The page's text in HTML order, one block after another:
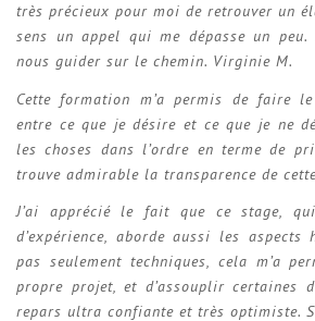
très précieux pour moi de retrouver un
sens un appel qui me dépasse un
nous guider sur le chemin. Virginie M.
Cette formation m’a permis de faire
entre ce que je désire et ce que je ne
les choses dans l’ordre en terme de
trouve admirable la transparence de
J’ai apprécié le fait que ce stage,
d’expérience, aborde aussi les
pas seulement techniques, cela m’a
propre projet, et d’assouplir certaines
repars ultra confiante et très optimiste.